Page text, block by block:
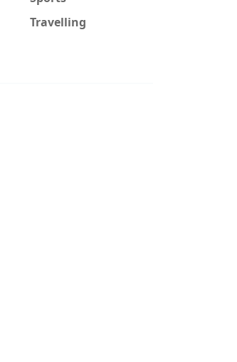
Travelling